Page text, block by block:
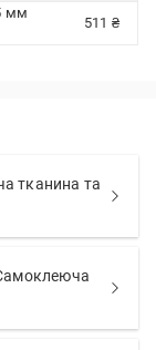
мм
511 ₴
тканина та